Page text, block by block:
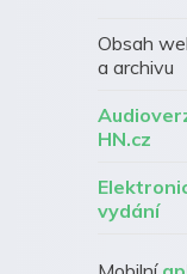
Obsah
a archivu
HN.cz
vydání